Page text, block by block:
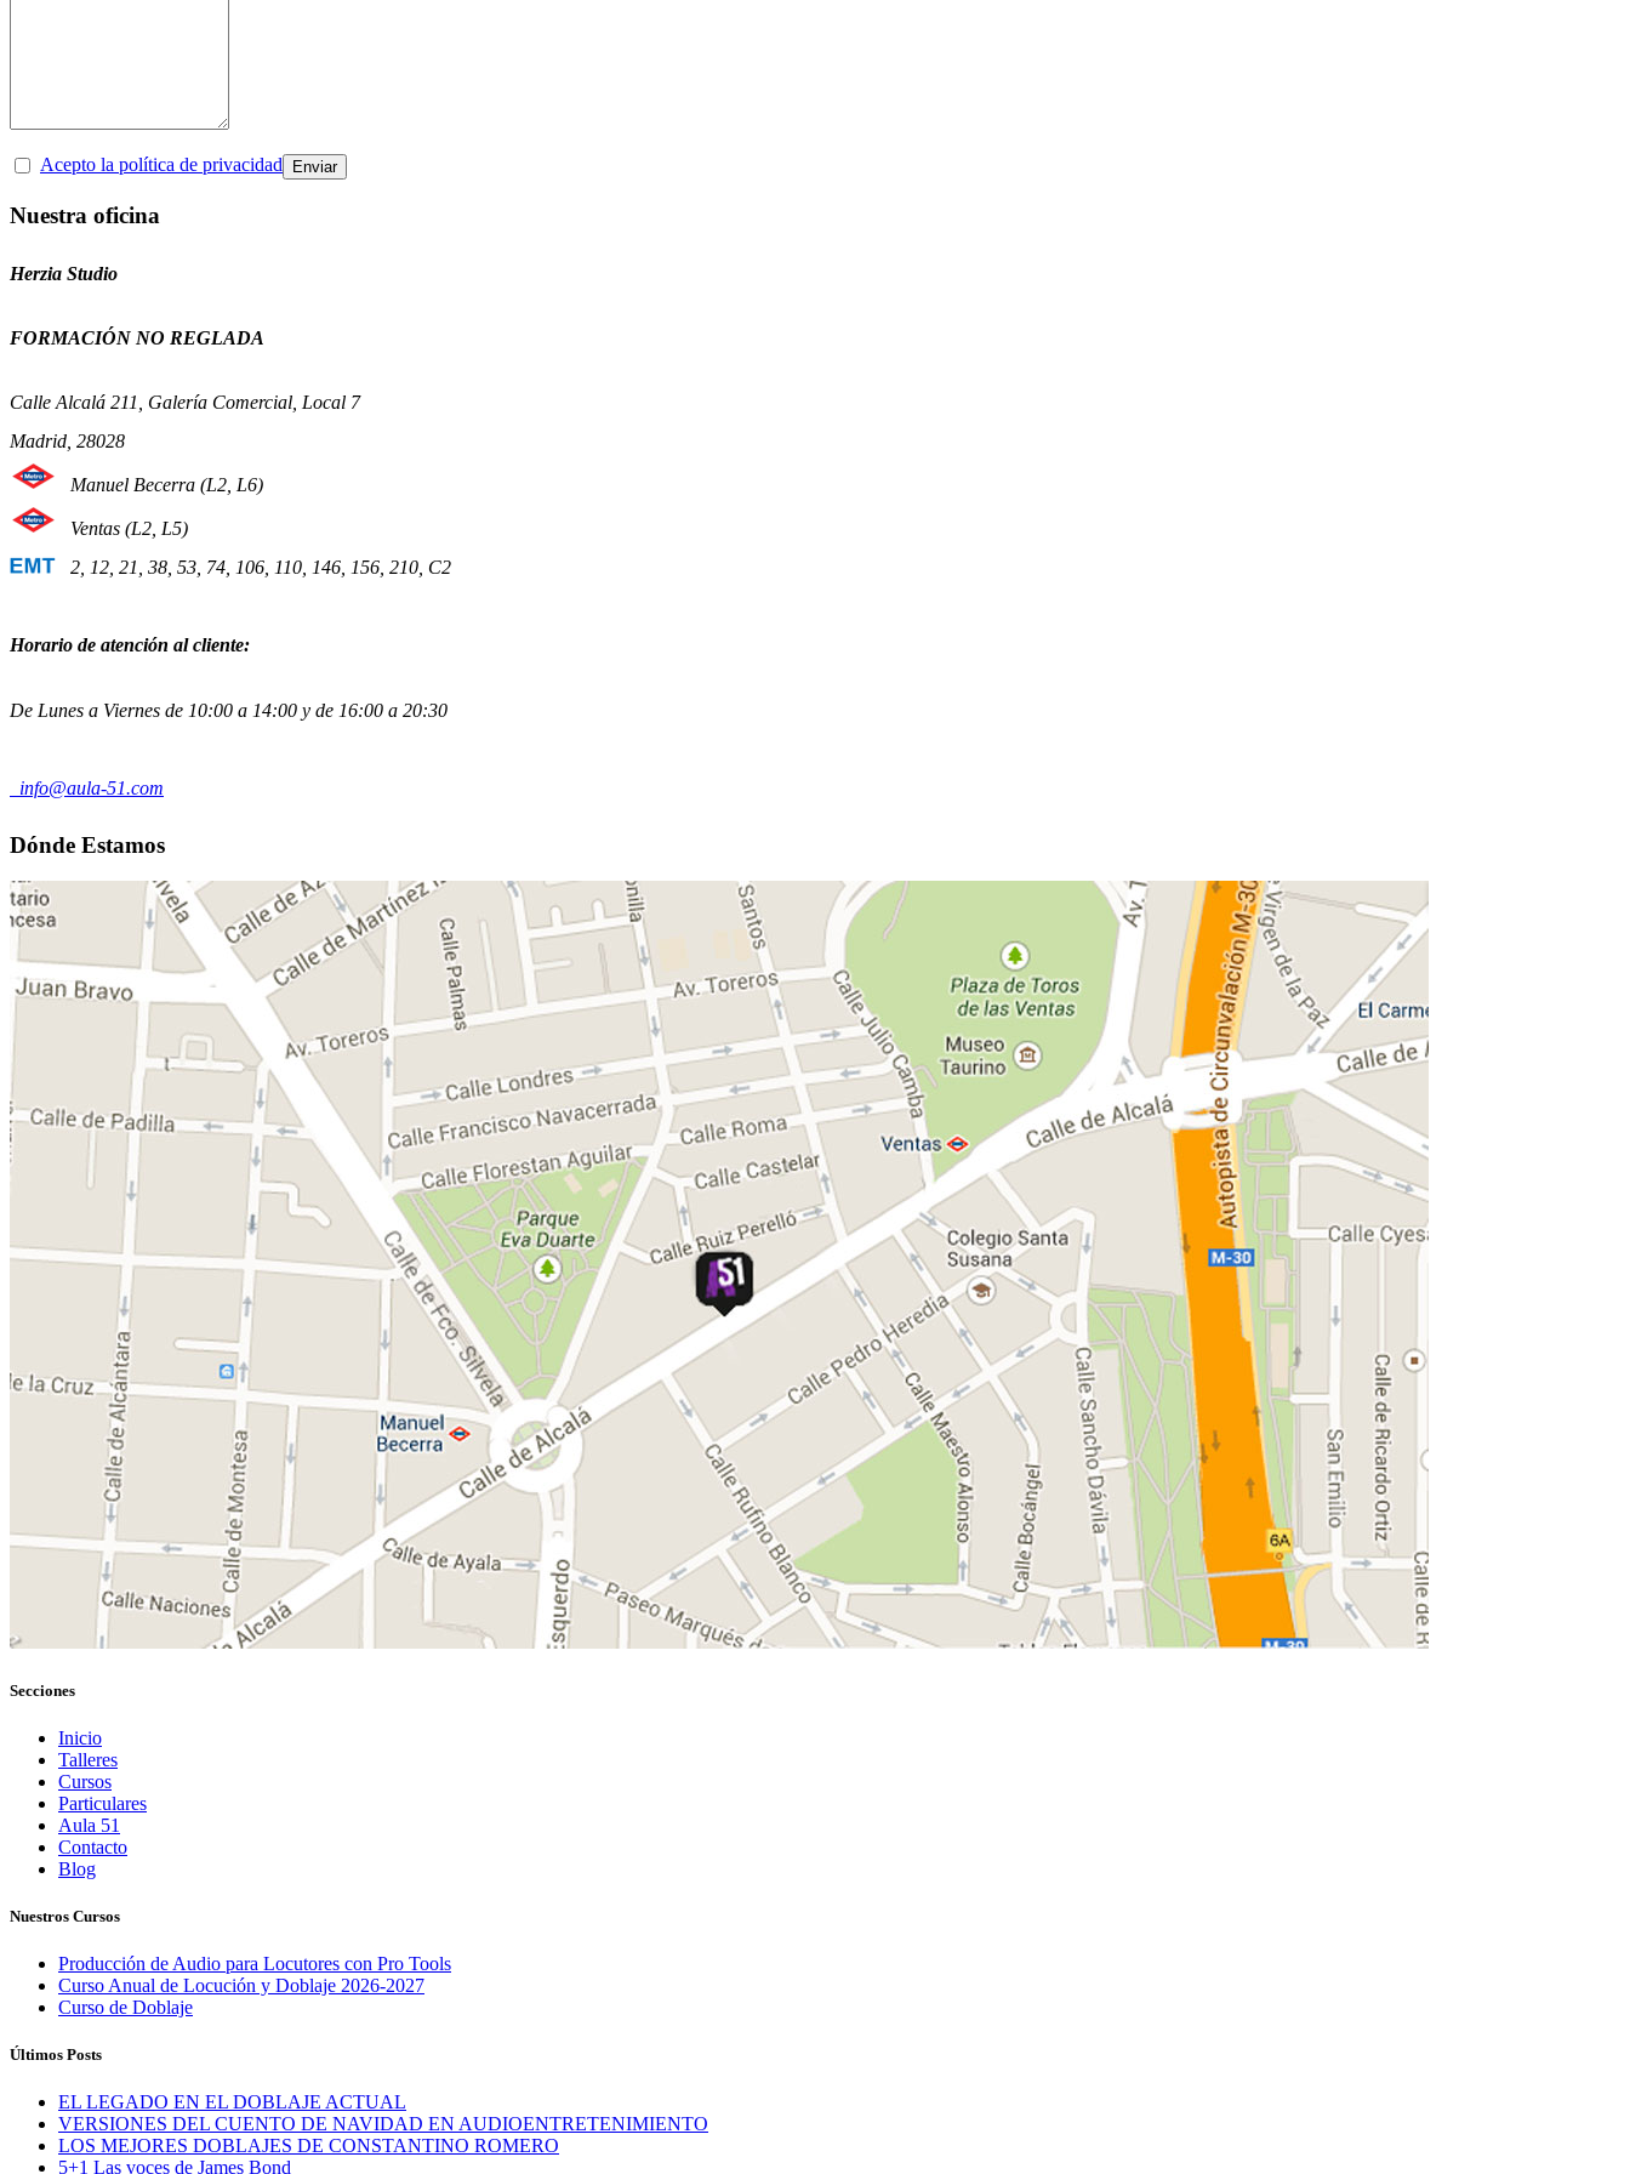
Acepto la política de privacidad
Nuestra oficina
Herzia Studio
FORMACIÓN NO REGLADA
Calle Alcalá 211, Galería Comercial, Local 7
Madrid, 28028
Manuel Becerra (L2, L6)
Ventas (L2, L5)
2, 12, 21, 38, 53, 74, 106, 110, 146, 156, 210, C2
Horario de atención al cliente:
De Lunes a Viernes de 10:00 a 14:00 y de 16:00 a 20:30
info@aula-51.com
Dónde Estamos
Secciones
Inicio
Talleres
Cursos
Particulares
Aula 51
Contacto
Blog
Nuestros Cursos
Producción de Audio para Locutores con Pro Tools
Curso Anual de Locución y Doblaje 2026-2027
Curso de Doblaje
Últimos Posts
EL LEGADO EN EL DOBLAJE ACTUAL
VERSIONES DEL CUENTO DE NAVIDAD EN AUDIOENTRETENIMIENTO
LOS MEJORES DOBLAJES DE CONSTANTINO ROMERO
5+1 Las voces de James Bond